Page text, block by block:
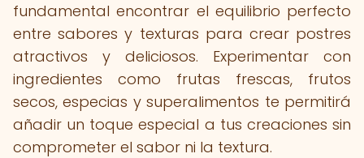
fundamental encontrar el equilibrio perfecto
entre sabores y texturas para crear postres
atractivos y deliciosos. Experimentar con
ingredientes como frutas frescas, frutos
secos, especias y superalimentos te permitirá
añadir un toque especial a tus creaciones sin
comprometer el sabor ni la textura.